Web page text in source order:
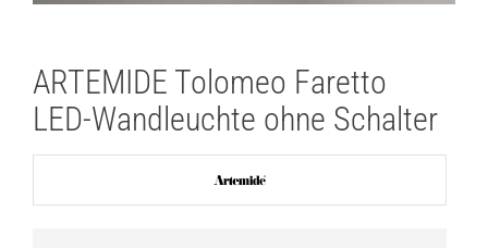
ARTEMIDE Tolomeo Faretto
LED-Wandleuchte ohne Schalter